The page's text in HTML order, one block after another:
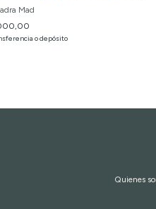
Mad
o depósito
Quienes